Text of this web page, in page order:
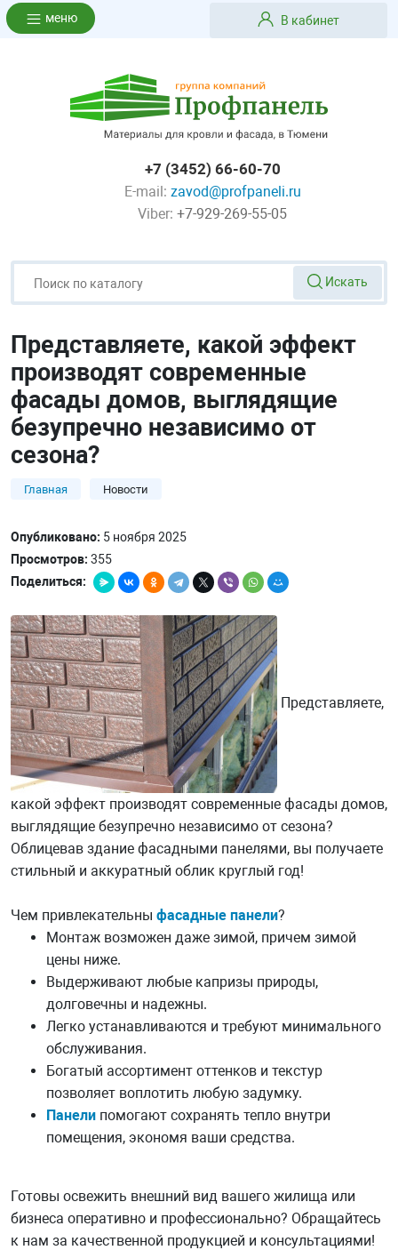
В кабинет
+7 (3452) 66-60-70
E-mail: zavod@profpaneli.ru
Viber: +7-929-269-55-05
Искать
Представляете, какой эффект
производят современные
фасады домов, выглядящие
безупречно независимо от
сезона?
Главная Новости
Опубликовано: 5 ноября 2025
Просмотров: 355
Поделиться:
Представляете,
какой эффект производят современные фасады домов,
выглядящие безупречно независимо от сезона?
Облицевав здание фасадными панелями, вы получаете
стильный и аккуратный облик круглый год!
Чем привлекательны фасадные панели?
Монтаж возможен даже зимой, причем зимой
цены ниже.
Выдерживают любые капризы природы,
долговечны и надежны.
Легко устанавливаются и требуют минимального
обслуживания.
Богатый ассортимент оттенков и текстур
позволяет воплотить любую задумку.
Панели помогают сохранять тепло внутри
помещения, экономя ваши средства.
Готовы освежить внешний вид вашего жилища или
бизнеса оперативно и профессионально? Обращайтесь
к нам за качественной продукцией и консультациями!
меню